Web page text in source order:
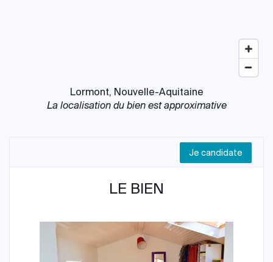
Lormont, Nouvelle-Aquitaine
La localisation du bien est approximative
Je candidate
LE BIEN